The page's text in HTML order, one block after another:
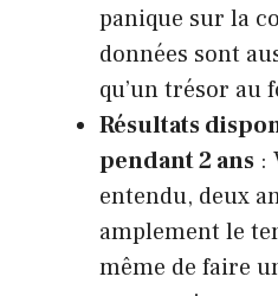
panique sur la
données sont
qu’un trésor au
Résultats
pendant 2 ans :
entendu, deux
amplement le
même de faire